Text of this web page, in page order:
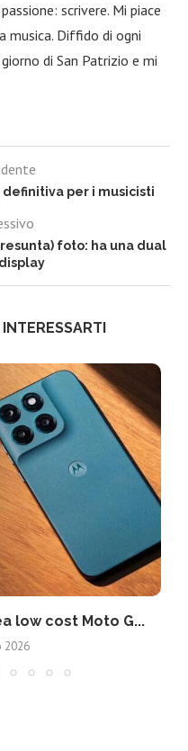
scrivere. Mi piace
musica. Diffido di ogni
di San Patrizio e mi
definitiva per i musicisti
foto: ha una dual
low cost Moto G...
2026